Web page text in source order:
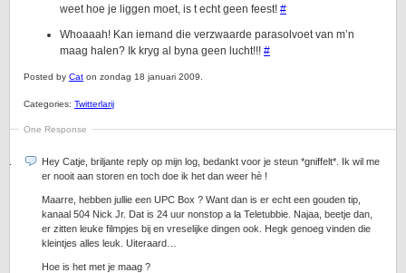
weet hoe je liggen moet, is t echt geen feest! #
Whoaaah! Kan iemand die verzwaarde parasolvoet van m’n
maag halen? Ik kryg al byna geen lucht!!! #
Posted by Cat on zondag 18 januari 2009.
Categories: Twitterlarij
One Response
Hey Catje, briljante reply op mijn log, bedankt voor je steun *gniffelt*. Ik wil me
er nooit aan storen en toch doe ik het dan weer hè !
Maarre, hebben jullie een UPC Box ? Want dan is er echt een gouden tip,
kanaal 504 Nick Jr. Dat is 24 uur nonstop a la Teletubbie. Najaa, beetje dan,
er zitten leuke filmpjes bij en vreselijke dingen ook. Hegk genoeg vinden die
kleintjes alles leuk. Uiteraard…
Hoe is het met je maag ?